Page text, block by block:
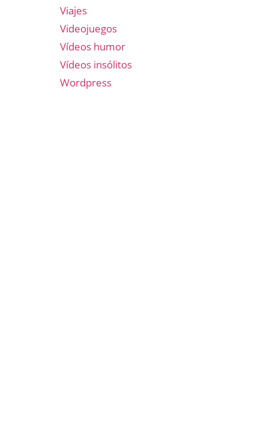
Viajes
Videojuegos
Vídeos humor
Vídeos insólitos
Wordpress